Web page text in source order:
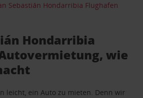
Sebastián Hondarribia Flughafen
Hondarribia
wie
leicht, ein Auto zu mieten. Denn wir